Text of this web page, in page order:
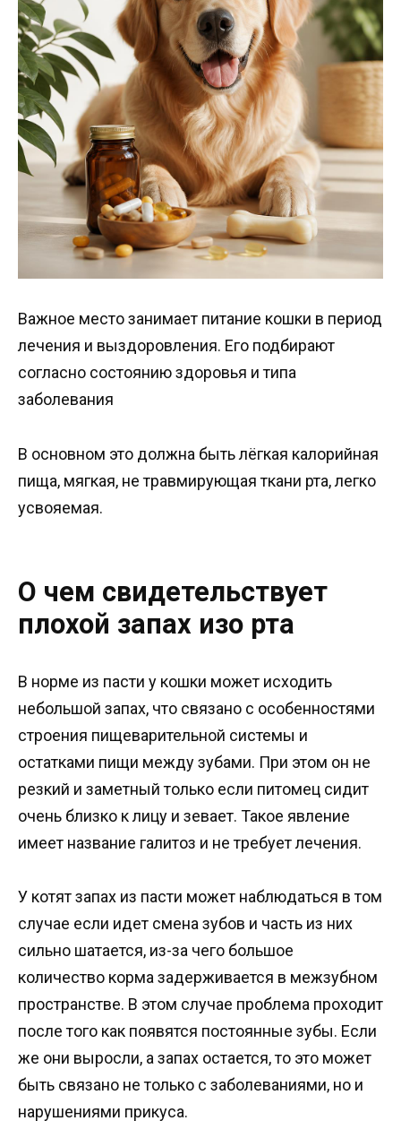
Важное место занимает питание кошки в период
лечения и выздоровления. Его подбирают
согласно состоянию здоровья и типа
заболевания
В основном это должна быть лёгкая калорийная
пища, мягкая, не травмирующая ткани рта, легко
усвояемая.
О чем свидетельствует
плохой запах изо рта
В норме из пасти у кошки может исходить
небольшой запах, что связано с особенностями
строения пищеварительной системы и
остатками пищи между зубами. При этом он не
резкий и заметный только если питомец сидит
очень близко к лицу и зевает. Такое явление
имеет название галитоз и не требует лечения.
У котят запах из пасти может наблюдаться в том
случае если идет смена зубов и часть из них
сильно шатается, из-за чего большое
количество корма задерживается в межзубном
пространстве. В этом случае проблема проходит
после того как появятся постоянные зубы. Если
же они выросли, а запах остается, то это может
быть связано не только с заболеваниями, но и
нарушениями прикуса.